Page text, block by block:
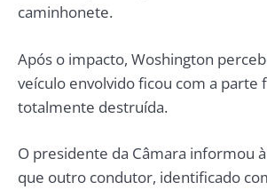
caminhonete.
Após o impacto, Woshington
veículo envolvido ficou com a parte
totalmente destruída.
O presidente da Câmara informou
que outro condutor, identificado